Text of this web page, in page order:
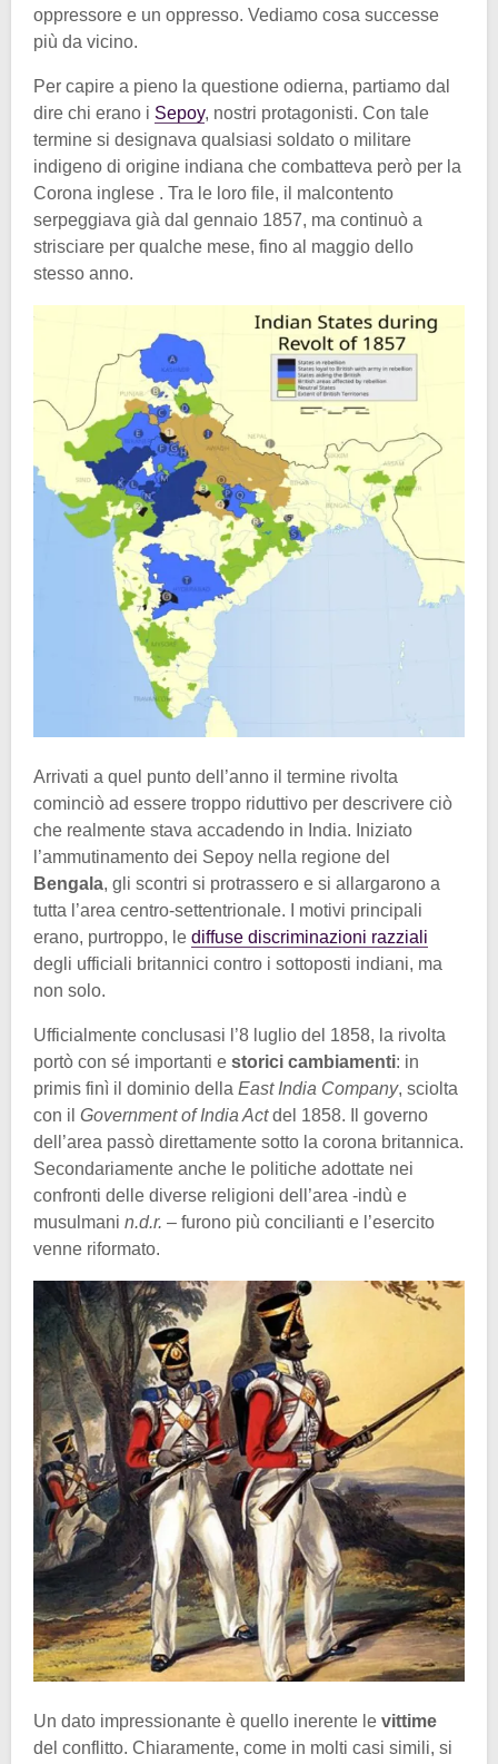
oppressore e un oppresso. Vediamo cosa successe
più da vicino.
Per capire a pieno la questione odierna, partiamo dal
dire chi erano i Sepoy, nostri protagonisti. Con tale
termine si designava qualsiasi soldato o militare
indigeno di origine indiana che combatteva però per la
Corona inglese . Tra le loro file, il malcontento
serpeggiava già dal gennaio 1857, ma continuò a
strisciare per qualche mese, fino al maggio dello
stesso anno.
Arrivati a quel punto dell’anno il termine rivolta
cominciò ad essere troppo riduttivo per descrivere ciò
che realmente stava accadendo in India. Iniziato
l’ammutinamento dei Sepoy nella regione del
Bengala, gli scontri si protrassero e si allargarono a
tutta l’area centro-settentrionale. I motivi principali
erano, purtroppo, le diffuse discriminazioni razziali
degli ufficiali britannici contro i sottoposti indiani, ma
non solo.
Ufficialmente conclusasi l’8 luglio del 1858, la rivolta
portò con sé importanti e storici cambiamenti: in
primis finì il dominio della East India Company, sciolta
con il Government of India Actdel 1858. Il governo
dell’area passò direttamente sotto la corona britannica.
Secondariamente anche le politiche adottate nei
confronti delle diverse religioni dell’area -indù e
musulmani n.d.r. – furono più concilianti e l’esercito
venne riformato.
Un dato impressionante è quello inerente le vittime
del conflitto. Chiaramente, come in molti casi simili, si